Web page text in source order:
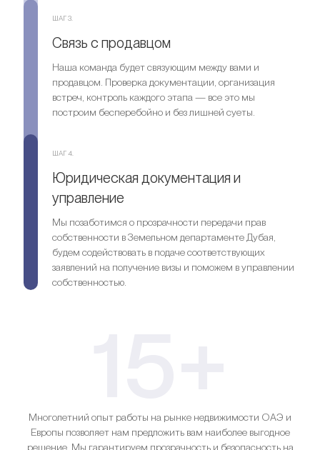
ШАГ 3.
Связь с продавцом
Наша команда будет связующим между вами и
продавцом. Проверка документации, организация
встреч, контроль каждого этапа — все это мы
построим бесперебойно и без лишней суеты.
ШАГ 4.
Юридическая документация и
управление
Мы позаботимся о прозрачности передачи прав
собственности в Земельном департаменте Дубая,
будем содействовать в подаче соответствующих
заявлений на получение визы и поможем в управлении
собственностью.
Многолетний опыт работы на рынке недвижимости ОАЭ и
Европы позволяет нам предложить вам наиболее выгодное
решение. Мы гарантируем прозрачность и безопасность на